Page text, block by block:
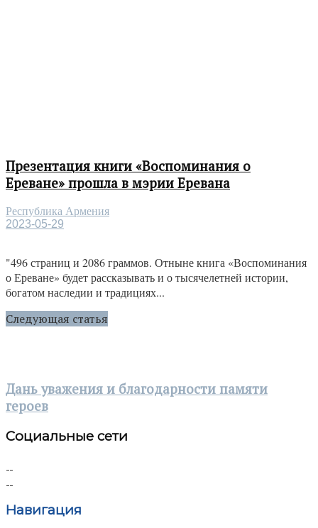
Презентация книги «Воспоминания о
Ереване» прошла в мэрии Еревана
Республика Армения
2023-05-29
"496 страниц и 2086 граммов. Отныне книга «Воспоминания
о Ереване» будет рассказывать и о тысячелетней истории,
богатом наследии и традициях...
Следующая статья
Дань уважения и благодарности памяти
героев
Социальные сети
Навигация